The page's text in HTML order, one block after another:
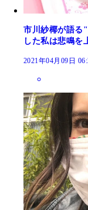
市川紗椰が語る
した私は悲鳴を
2021年04月09日